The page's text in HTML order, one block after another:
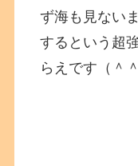
ず海も見ない
するという超
らえです（＾＾